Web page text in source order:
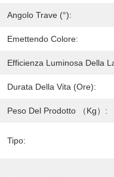
Angolo Trave (°):
Emettendo Colore:
Efficienza Luminosa Della
Durata Della Vita (ore):
Peso Del Prodotto （kg）:
Tipo: